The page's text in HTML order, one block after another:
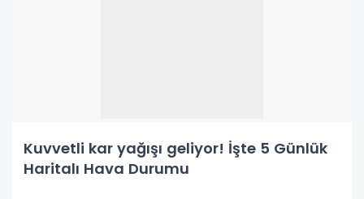
Kuvvetli kar yağışı geliyor! İşte 5 Günlük
Haritalı Hava Durumu